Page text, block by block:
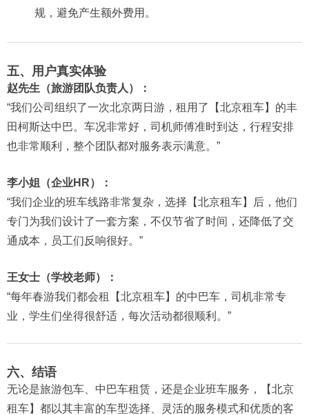
规，避免产生额外费用。
五、用户真实体验
赵先生（旅游团队负责人）：
“我们公司组织了一次北京两日游，租用了【北京租车】的丰
田柯斯达中巴。车况非常好，司机师傅准时到达，行程安排
也非常顺利，整个团队都对服务表示满意。”
李小姐（企业HR）：
“我们企业的班车线路非常复杂，选择【北京租车】后，他们
专门为我们设计了一套方案，不仅节省了时间，还降低了交
通成本，员工们反响很好。”
王女士（学校老师）：
“每年春游我们都会租【北京租车】的中巴车，司机非常专
业，学生们坐得很舒适，每次活动都很顺利。”
六、结语
无论是旅游包车、中巴车租赁，还是企业班车服务，【北京
租车】都以其丰富的车型选择、灵活的服务模式和优质的客